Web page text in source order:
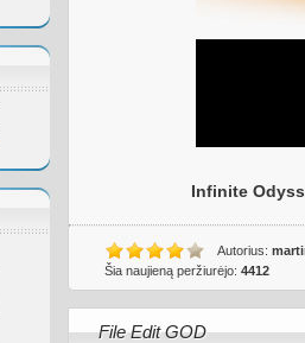
Infinite
Autorius:
Šia naujieną peržiurėjo: 4412
File Edit GOD